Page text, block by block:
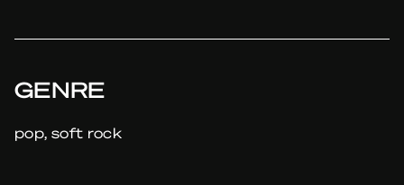
GENRE
pop, soft rock